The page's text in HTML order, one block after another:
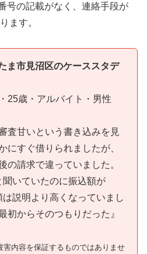
号の記載がなく、連絡手段が
ます。
ま市見沼区のケーススタデ
25歳・アルバイト・男性
査甘いという書き込みを見
にすぐ借りられましたが、
の請求で違っていました。
いていたのに振込額が
説明より高くなっていまし
初からそのつもりだった』
内容を保証するものではありませ